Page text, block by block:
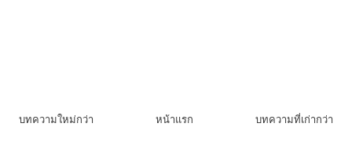
บทความใหม่กว่า บทความที่เก่ากว่า
หน้าแรก